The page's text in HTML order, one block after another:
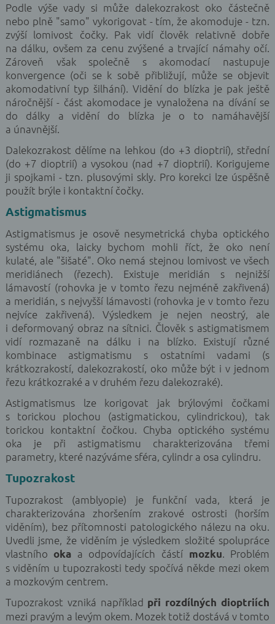
Podle výše vady si může dalekozrakost oko částečně
nebo plně "samo" vykorigovat - tím, že akomoduje - tzn.
zvýší lomivost čočky. Pak vidí člověk relativně dobře
na dálku, ovšem za cenu zvýšené a trvající námahy očí.
Zároveň však společně s akomodací nastupuje
konvergence (oči se k sobě přibližují, může se objevit
akomodativní typ šilhání). Vidění do blízka je pak ještě
náročnější - část akomodace je vynaložena na dívání se
do dálky a vidění do blízka je o to namáhavější
a únavnější.
Dalekozrakost dělíme na lehkou (do +3 dioptrií), střední
(do +7 dioptrií) a vysokou (nad +7 dioptrií). Korigujeme
ji spojkami - tzn. plusovými skly. Pro korekci lze úspěšně
použít brýle i kontaktní čočky.
Astigmatismus
Astigmatismus je osově nesymetrická chyba optického
systému oka, laicky bychom mohli říct, že oko není
kulaté, ale "šišaté". Oko nemá stejnou lomivost ve všech
meridiánech (řezech). Existuje meridián s nejnižší
lámavostí (rohovka je v tomto řezu nejméně zakřivená)
a meridián, s nejvyšší lámavosti (rohovka je v tomto řezu
nejvíce zakřivená). Výsledkem je nejen neostrý, ale
i deformovaný obraz na sítnici. Člověk s astigmatismem
vidí rozmazaně na dálku i na blízko. Existují různé
kombinace astigmatismu s ostatními vadami (s
krátkozrakostí, dalekozrakostí, oko může být i v jednom
řezu krátkozraké a v druhém řezu dalekozraké).
Astigmatismus lze korigovat jak brýlovými čočkami
s torickou plochou (astigmatickou, cylindrickou), tak
torickou kontaktní čočkou. Chyba optického systému
oka je při astigmatismu charakterizována třemi
parametry, které nazýváme sféra, cylindr a osa cylindru.
Tupozrakost
Tupozrakost (amblyopie) je funkční vada, která je
charakterizována zhoršením zrakové ostrosti (horším
viděním), bez přítomnosti patologického nálezu na oku.
Uvedli jsme, že viděním je výsledkem složité spolupráce
vlastního oka a odpovídajících částí mozku. Problém
s viděním u tupozrakosti tedy spočívá někde mezi okem
a mozkovým centrem.
Tupozrakost vzniká například při rozdílných dioptriích
mezi pravým a levým okem. Mozek totiž dostává v tomto